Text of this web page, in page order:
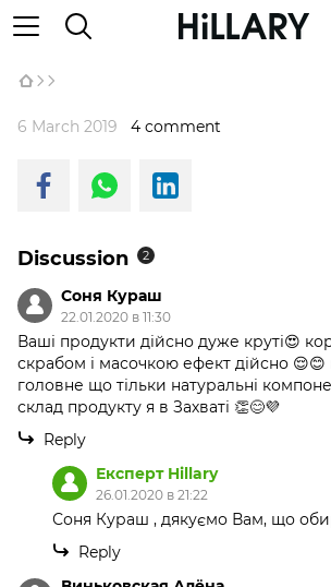
6 March 2019 4 comment
Discussion 2
Соня Кураш
22.01.2020 в 11:30
Ваші продукти дійсно дуже круті😍
скрабом і масочкою ефект дійсно
головне що тільки натуральні
склад продукту я в Захваті 👏😊💜
Reply
Експерт Hillary
26.01.2020 в 21:22
Соня Кураш , дякуємо Вам, що
Reply